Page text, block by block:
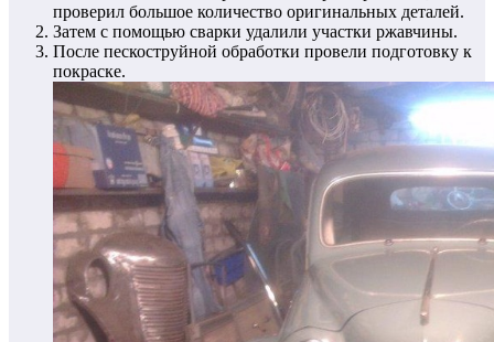
проверил большое количество оригинальных деталей.
Затем с помощью сварки удалили участки ржавчины.
После пескоструйной обработки провели подготовку к
покраске.